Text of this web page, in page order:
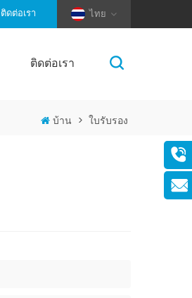
ไทย
ติดต่อเรา
ติดต่อเรา
บ้าน > ใบรับรอง